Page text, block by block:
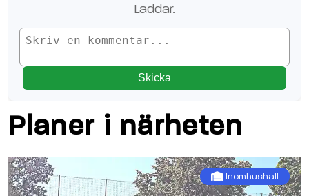
Laddar.
Skicka
Planer i närheten
Inomhushall